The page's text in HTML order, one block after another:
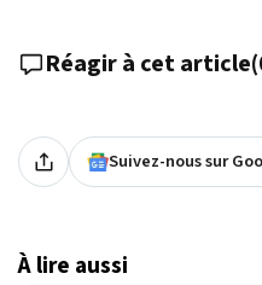
Réagir à cet article(
Suivez-nous sur
À lire aussi